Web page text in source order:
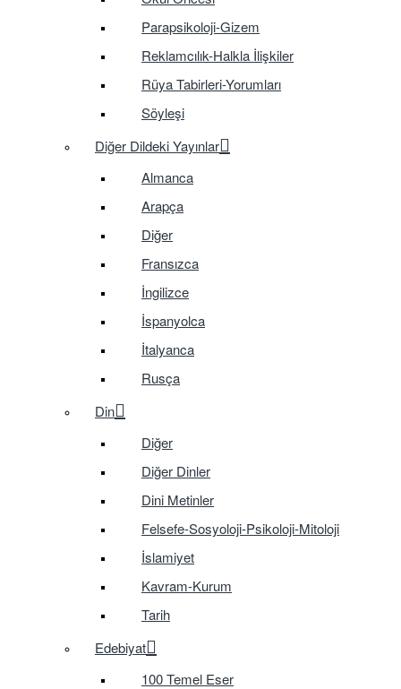
Parapsikoloji-Gizem
Reklamcılık-Halkla İlişkiler
Rüya Tabirleri-Yorumları
Söyleşi
Diğer Dildeki Yayınlar
Almanca
Arapça
Diğer
Fransızca
İngilizce
İspanyolca
İtalyanca
Rusça
Din
Diğer
Diğer Dinler
Dini Metinler
Felsefe-Sosyoloji-Psikoloji-Mitoloji
İslamiyet
Kavram-Kurum
Tarih
Edebiyat
100 Temel Eser